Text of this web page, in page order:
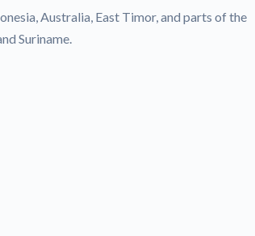
Australia, East Timor, and parts of the
Suriname.